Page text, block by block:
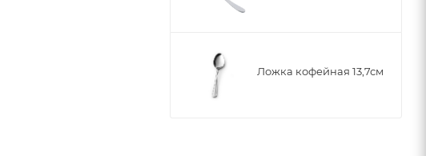
Ложка кофейная 13,7см